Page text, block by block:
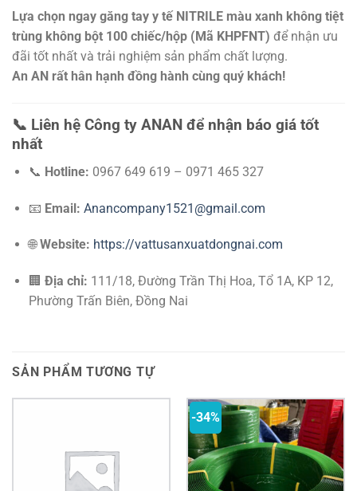
Lựa chọn ngay găng tay y tế NITRILE màu xanh không tiệt
trùng không bột 100 chiếc/hộp (Mã KHPFNT) để nhận ưu
đãi tốt nhất và trải nghiệm sản phẩm chất lượng.
An AN rất hân hạnh đồng hành cùng quý khách!
📞 Liên hệ Công ty ANAN để nhận báo giá tốt
nhất
📞 Hotline: 0967 649 619 – 0971 465 327
📧 Email: Anancompany1521@gmail.com
🌐Website: https://vattusanxuatdongnai.com
🏢 Địa chỉ: 111/18, Đường Trần Thị Hoa, Tổ 1A, KP 12,
Phường Trấn Biên, Đồng Nai
SẢN PHẨM TƯƠNG TỰ
-34%